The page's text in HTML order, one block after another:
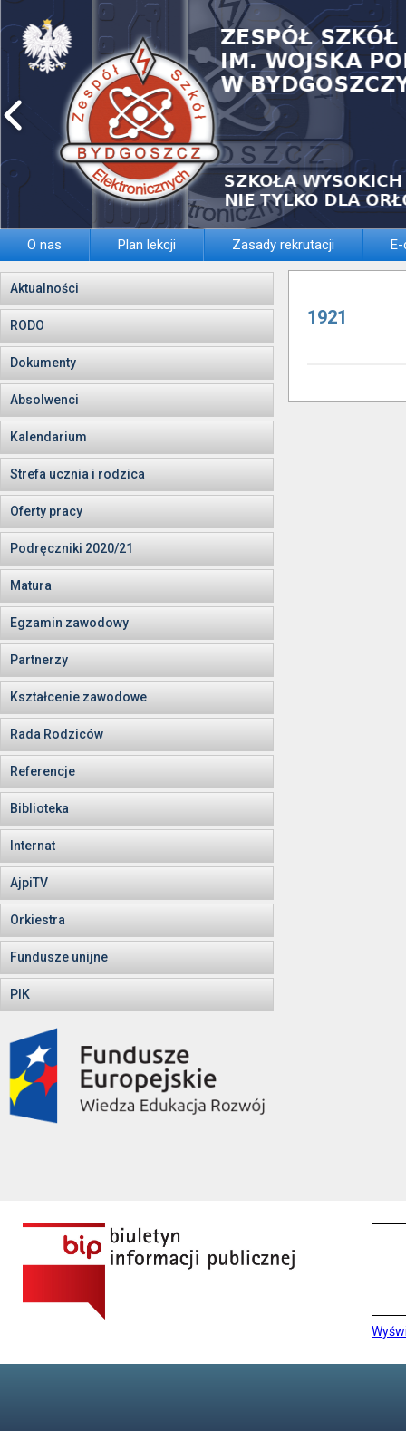
O nas Plan lekcji Zasady rekrutacji
Aktualności
RODO
Dokumenty
Absolwenci
Kalendarium
Strefa ucznia i rodzica
Oferty pracy
Podręczniki 2020/21
Matura
Egzamin zawodowy
Partnerzy
Kształcenie zawodowe
Rada Rodziców
Referencje
Biblioteka
Internat
AjpiTV
Orkiestra
Fundusze unijne
PIK
1921